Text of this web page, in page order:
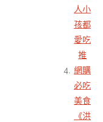
人小
孩都
愛吃
推
網購
必吃
美食
《洪